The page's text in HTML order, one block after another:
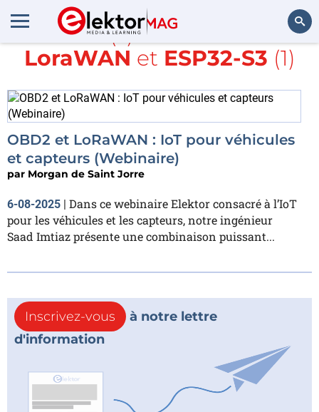
Rechercher
Article(s) avec la balise
LoraWAN et ESP32-S3 (1)
OBD2 et LoRaWAN : IoT pour véhicules
et capteurs (Webinaire)
par Morgan de Saint Jorre
6-08-2025 | Dans ce webinaire Elektor consacré à l’IoT
pour les véhicules et les capteurs, notre ingénieur
Saad Imtiaz présente une combinaison puissant...
Inscrivez-vous
à notre lettre
d'information